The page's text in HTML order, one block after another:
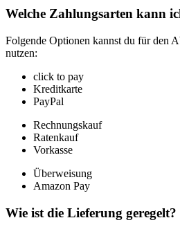
Welche Zahlungsarten kann
Folgende Optionen kannst du für den
nutzen:
click to pay
Kreditkarte
PayPal
Rechnungskauf
Ratenkauf
Vorkasse
Überweisung
Amazon Pay
Wie ist die Lieferung geregelt?